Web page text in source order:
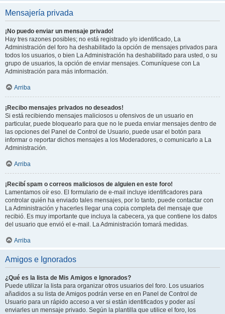
Mensajería privada
¡No puedo enviar un mensaje privado!
Hay tres razones posibles; no está registrado y/o identificado, La
Administración del foro ha deshabilitado la opción de mensajes privados para
todos los usuarios, o bien La Administración ha deshabilitado para usted, o su
grupo de usuarios, la opción de enviar mensajes. Comuníquese con La
Administración para más información.
Arriba
¡Recibo mensajes privados no deseados!
Si está recibiendo mensajes maliciosos u ofensivos de un usuario en
particular, puede bloquearlo para que no le pueda enviar mensajes dentro de
las opciones del Panel de Control de Usuario, puede usar el botón para
informar o reportar dichos mensajes a los Moderadores, o comunicarlo a La
Administración.
Arriba
¡Recibí spam o correos maliciosos de alguien en este foro!
Lamentamos oír eso. El formulario de e-mail incluye identificadores para
controlar quién ha enviado tales mensajes, por lo tanto, puede contactar con
La Administración y hacerles llegar una copia completa del mensaje que
recibió. Es muy importante que incluya la cabecera, ya que contiene los datos
del usuario que envió el e-mail. La Administración tomará medidas.
Arriba
Amigos e Ignorados
¿Qué es la lista de Mis Amigos e Ignorados?
Puede utilizar la lista para organizar otros usuarios del foro. Los usuarios
añadidos a su lista de Amigos podrán verse en en Panel de Control de
Usuario para un rápido acceso a ver si están identificados y poder así
enviarles un mensaje privado. Según la plantilla que utilice el foro, los